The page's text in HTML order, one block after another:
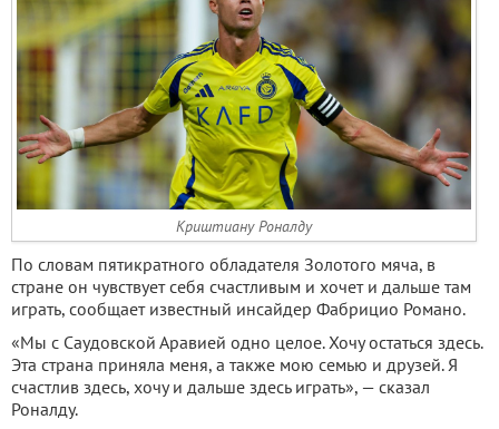
Криштиану Роналду
По словам пятикратного обладателя Золотого мяча, в
стране он чувствует себя счастливым и хочет и дальше там
играть, сообщает известный инсайдер Фабрицио Романо.
«Мы с Саудовской Аравией одно целое. Хочу остаться здесь.
Эта страна приняла меня, а также мою семью и друзей. Я
счастлив здесь, хочу и дальше здесь играть», — сказал
Роналду.